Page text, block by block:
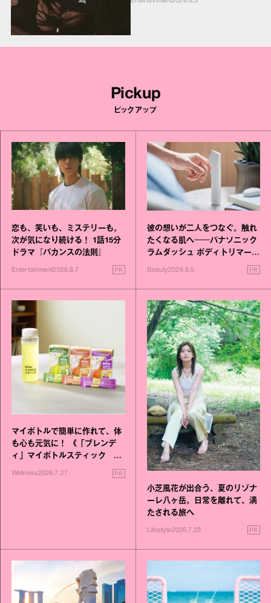
Pickup
ピックアップ
恋も、笑いも、ミステリーも。
次が気になり続ける！ 1話15分
ドラマ『バカンスの法則』
Entertainment2026.8.7 PR
彼の想いが二人をつなぐ。触れ
たくなる肌へ──パナソニック
ラムダッシュ ボディトリマーが
Beauty2026.8.5 PR
マイボトルで簡単に作れて、体
も心も元気に！ 《「ブレンデ
ィ」マイボトルスティック い
いこと毎日》シリーズが誕生
Wellness2026.7.27 PR
小芝風花が出合う、夏のリゾナ
ーレ八ヶ岳。日常を離れて、満
たされる旅へ
Lifestyle2026.7.23 PR